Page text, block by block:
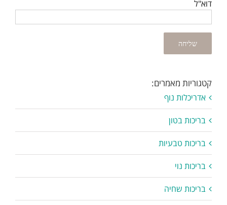
דוא"ל
קטגוריות מאמרים:
אדריכלות נוף
בריכות בטון
בריכות טבעיות
בריכות נוי
בריכות שחיה